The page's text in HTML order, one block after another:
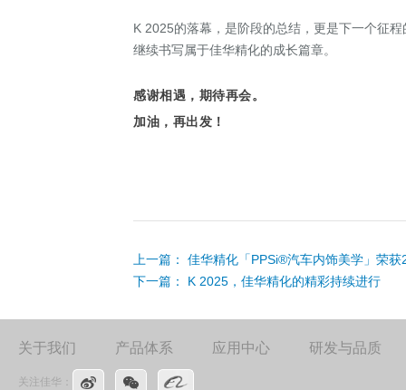
K 2025的落幕，是阶段的总结，更是下一个征
继续书写属于佳华精化的成长篇章。
感谢相遇，期待再会。
加油，再出发！
上一篇： 佳华精化「PPSi®汽车内饰美学」荣
下一篇： K 2025，佳华精化的精彩持续进行
关于我们 产品体系 应用中心 研发与品质
关注佳华：